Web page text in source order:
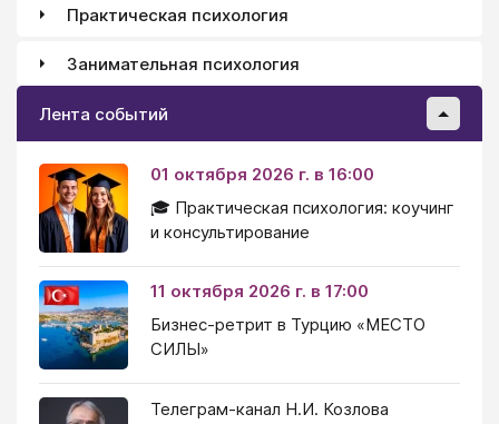
Практическая психология
Занимательная психология
Лента событий
01 октября 2026 г. в 16:00
🎓 Практическая психология: коучинг
и консультирование
11 октября 2026 г. в 17:00
Бизнес-ретрит в Турцию «МЕСТО
СИЛЫ»
Телеграм-канал Н.И. Козлова